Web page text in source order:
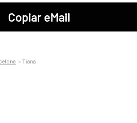
Copiar eMail
Tiana